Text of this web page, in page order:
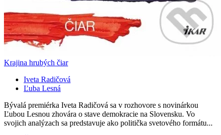
Krajina hrubých čiar
Iveta Radičová
Ľuba Lesná
Bývalá premiérka Iveta Radičová sa v rozhovore s novinárkou
Ľubou Lesnou zhovára o stave demokracie na Slovensku. Vo
svojich analýzach sa predstavuje ako politička svetového formátu...